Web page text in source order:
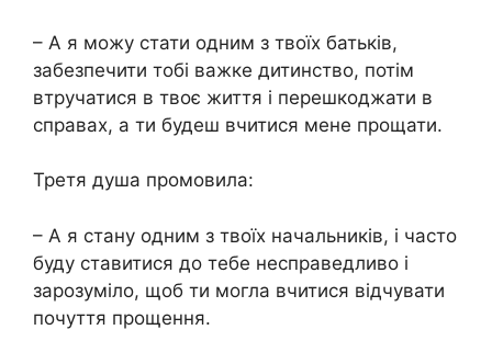
– А я можу стати одним з твоїх батьків,
забезпечити тобі важке дитинство, потім
втручатися в твоє життя і перешкоджати в
справах, а ти будеш вчитися мене прощати.
Третя душа промовила:
– А я стану одним з твоїх начальників, і часто
буду ставитися до тебе несправедливо і
зарозуміло, щоб ти могла вчитися відчувати
почуття прощення.